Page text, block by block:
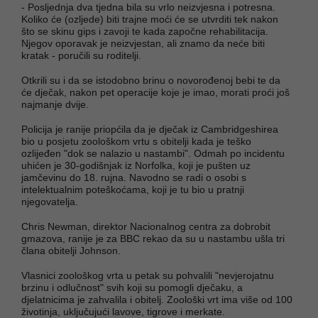
- Posljednja dva tjedna bila su vrlo neizvjesna i potresna.
Koliko će (ozljede) biti trajne moći će se utvrditi tek nakon
što se skinu gips i zavoji te kada započne rehabilitacija.
Njegov oporavak je neizvjestan, ali znamo da neće biti
kratak - poručili su roditelji.
Otkrili su i da se istodobno brinu o novorođenoj bebi te da
će dječak, nakon pet operacije koje je imao, morati proći još
najmanje dvije.
Policija je ranije priopćila da je dječak iz Cambridgeshirea
bio u posjetu zoološkom vrtu s obitelji kada je teško
ozlijeđen "dok se nalazio u nastambi". Odmah po incidentu
uhićen je 30-godišnjak iz Norfolka, koji je pušten uz
jamčevinu do 18. rujna. Navodno se radi o osobi s
intelektualnim poteškoćama, koji je tu bio u pratnji
njegovatelja.
Chris Newman, direktor Nacionalnog centra za dobrobit
gmazova, ranije je za BBC rekao da su u nastambu ušla tri
člana obitelji Johnson.
Vlasnici zoološkog vrta u petak su pohvalili "nevjerojatnu
brzinu i odlučnost" svih koji su pomogli dječaku, a
djelatnicima je zahvalila i obitelj. Zoološki vrt ima više od 100
životinja, uključujući lavove, tigrove i merkate.